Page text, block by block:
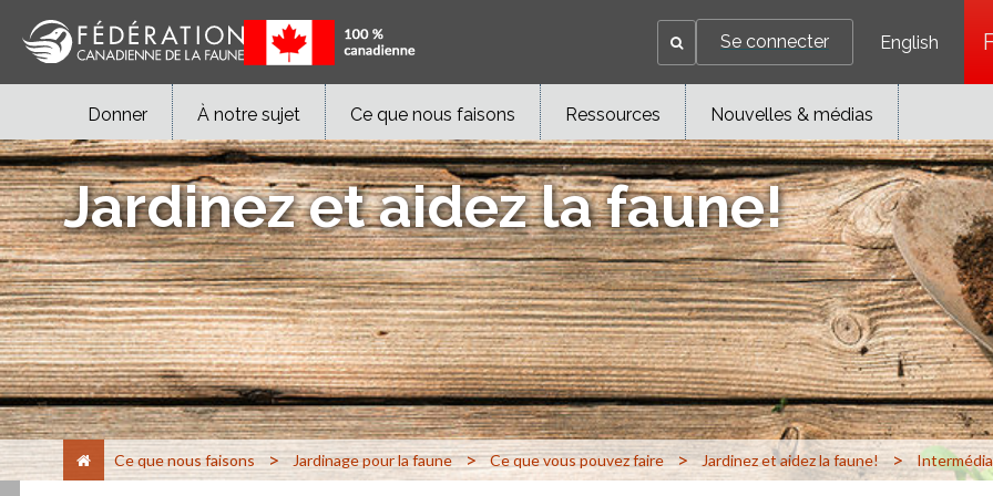
Se connecter English
Donner À notre sujet Ce que nous faisons Ressources Nouvelles & médias
Jardinez et aidez la faune!
Ce que nous faisons > Jardinage pour la faune > Ce que vous pouvez faire > Jardinez et aidez la faune! >